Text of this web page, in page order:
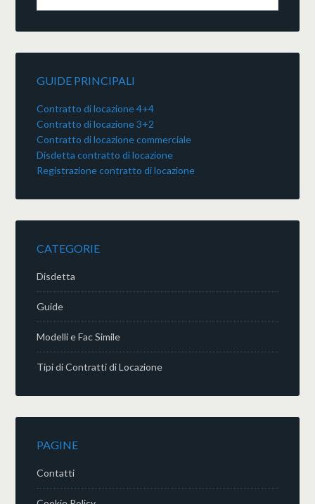
GUIDE PRINCIPALI
Contratto di locazione 4+4
Contratto di locazione 3+2
Contratto di locazione commerciale
Disdetta contratto di locazione
Registrazione contratto di locazione
CATEGORIE
Disdetta
Guide
Modelli e Fac Simile
Tipi di Contratti di Locazione
PAGINE
Contatti